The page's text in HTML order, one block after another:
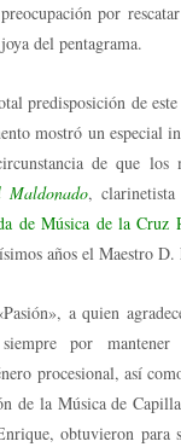
por
del pentagrama.
predisposición de
mostró un especial
de que los
Maldonado,
de Música de la Cruz
años el Maestro
a quien
siempre por
procesional, así
de la Música de
obtuvieron para